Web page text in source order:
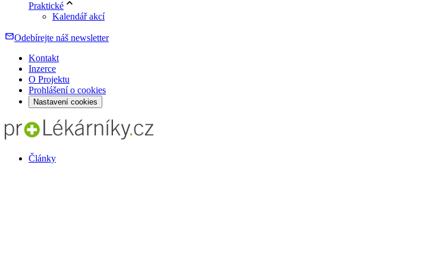
Praktické
Kalendář akcí
Odebírejte náš newsletter
Kontakt
Inzerce
O Projektu
Prohlášení o cookies
Nastavení cookies
Články